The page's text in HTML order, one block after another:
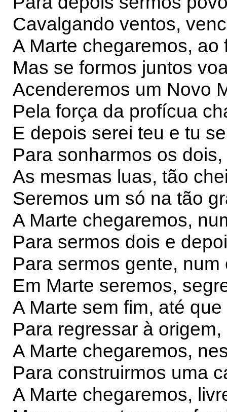
Cavalgando ventos,
A Marte chegaremos, ao
Mas se formos juntos
Acenderemos um Novo
Pela força da profícua
E depois serei teu e tu
Para sonharmos os
As mesmas luas, tão
Seremos um só na tão
A Marte chegaremos,
Para sermos dois e
Para sermos gente,
Em Marte seremos,
A Marte sem fim, até
Para regressar à
A Marte chegaremos,
Para construirmos uma
A Marte chegaremos,